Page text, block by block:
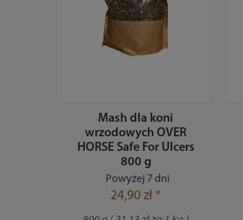
Mash dla koni
wrzodowych OVER
HORSE Safe For Ulcers
800 g
Powyżej 7 dni
24,90 zł *